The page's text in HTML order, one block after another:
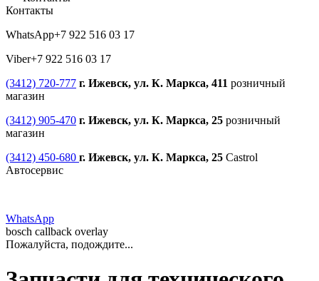
Контакты
WhatsApp+7 922 516 03 17
Viber+7 922 516 03 17
(3412) 720-777 г. Ижевск, ул. К. Маркса, 411 розничный
магазин
(3412) 905-470 г. Ижевск, ул. К. Маркса, 25 розничный
магазин
(3412) 450-680 г. Ижевск, ул. К. Маркса, 25 Castrol
Автосервис
WhatsApp
bosch callback overlay
Пожалуйста, подождите...